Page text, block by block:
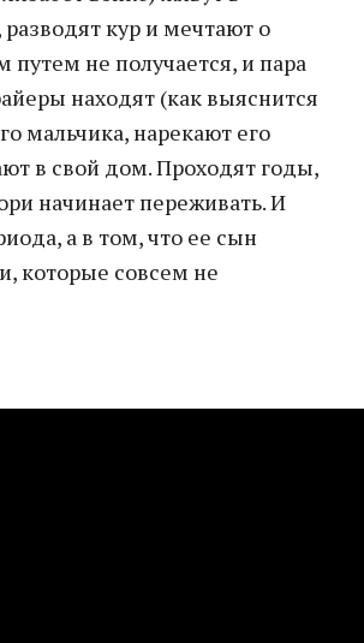
кур и мечтают о
не получается, и пара
находят (как выяснится
мальчика, нарекают его
в свой дом. Проходят годы,
начинает переживать. И
а в том, что ее сын
которые совсем не